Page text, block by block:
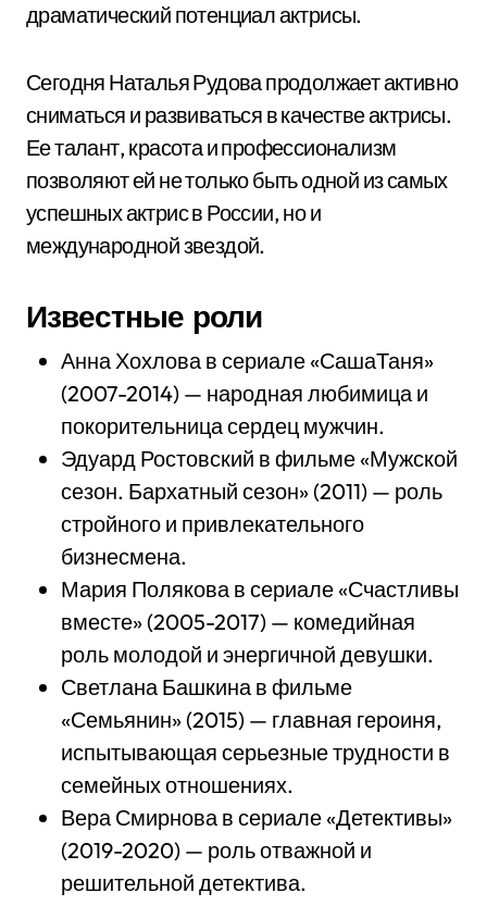
драматический потенциал актрисы.
Сегодня Наталья Рудова продолжает активно
сниматься и развиваться в качестве актрисы.
Ее талант, красота и профессионализм
позволяют ей не только быть одной из самых
успешных актрис в России, но и
международной звездой.
Известные роли
Анна Хохлова в сериале «СашаТаня»
(2007-2014) — народная любимица и
покорительница сердец мужчин.
Эдуард Ростовский в фильме «Мужской
сезон. Бархатный сезон» (2011) — роль
стройного и привлекательного
бизнесмена.
Мария Полякова в сериале «Счастливы
вместе» (2005-2017) — комедийная
роль молодой и энергичной девушки.
Светлана Башкина в фильме
«Семьянин» (2015) — главная героиня,
испытывающая серьезные трудности в
семейных отношениях.
Вера Смирнова в сериале «Детективы»
(2019-2020) — роль отважной и
решительной детектива.